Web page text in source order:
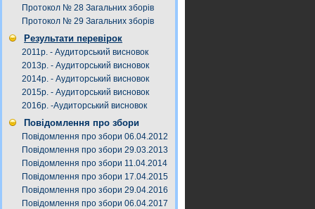
Протокол № 28 Загальних зборів
Протокол № 29 Загальних зборів
Результати перевірок
2011р. - Аудиторський висновок
2013р. - Аудиторський висновок
2014р. - Аудиторський висновок
2015р. - Аудиторський висновок
2016р. -Аудиторський висновок
Повідомлення про збори
Повідомлення про збори 06.04.2012
Повідомлення про збори 29.03.2013
Повідомлення про збори 11.04.2014
Повідомлення про збори 17.04.2015
Повідомлення про збори 29.04.2016
Повідомлення про збори 06.04.2017